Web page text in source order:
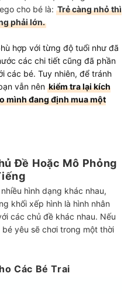
cho bé là: Trẻ càng nhỏ thì
phải lớn.
hợp với từng độ tuổi như đã
các chi tiết cũng đã phần
các bé. Tuy nhiên, để tránh
vẫn nên kiểm tra lại kích
mình đang định mua một
Đề Hoặc Mô Phỏng
hình dạng khác nhau,
khối xếp hình là hình nhân
các chủ đề khác nhau. Nếu
yêu sẽ chơi trong một thời
Các Bé Trai